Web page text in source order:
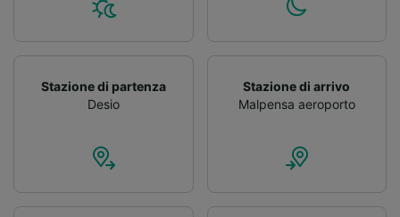
Stazione di partenza
Desio
Stazione di arrivo
Malpensa aeroporto